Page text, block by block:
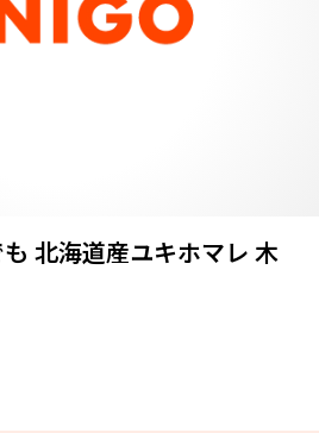
北海道産ユキホマレ 木